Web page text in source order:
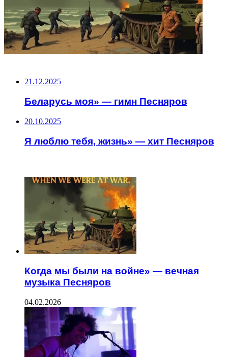
21.12.2025
Беларусь моя» — гимн Песняров
20.10.2025
Я люблю тебя, жизнь» — хит Песняров
Когда мы были на войне» — вечная
музыка Песняров
04.02.2026